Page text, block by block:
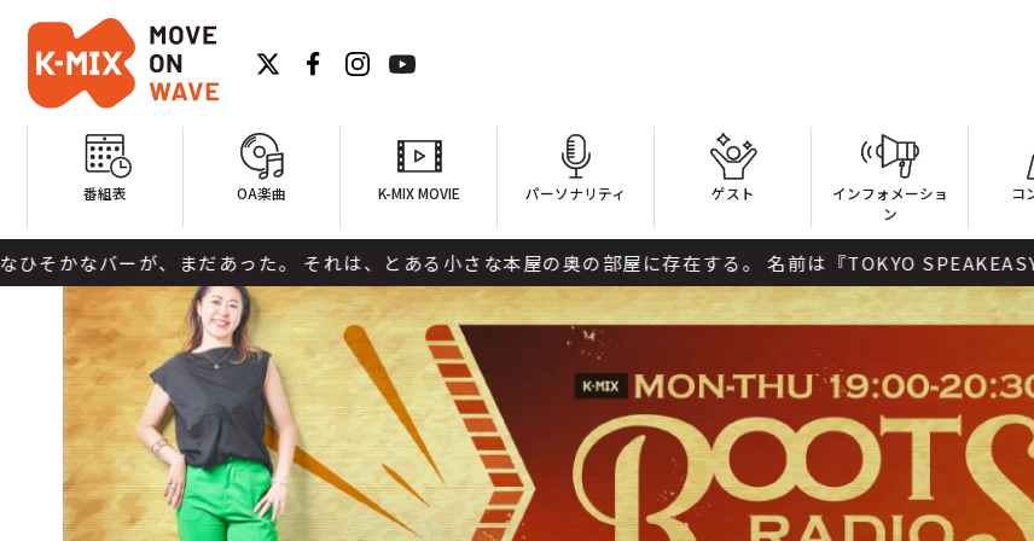
番組表 OA楽曲 K-MIX MOVIE パーソナリティ ゲスト
インフォメーショ
ン
コ
った。 それは、とある小さな本屋の奥の部屋に存在する。 名前は『TOKYO SPEAKEASY』。 ここ